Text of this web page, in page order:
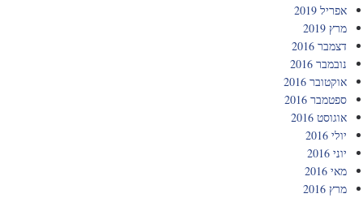
אפריל 2019
מרץ 2019
דצמבר 2016
נובמבר 2016
אוקטובר 2016
ספטמבר 2016
אוגוסט 2016
יולי 2016
יוני 2016
מאי 2016
מרץ 2016